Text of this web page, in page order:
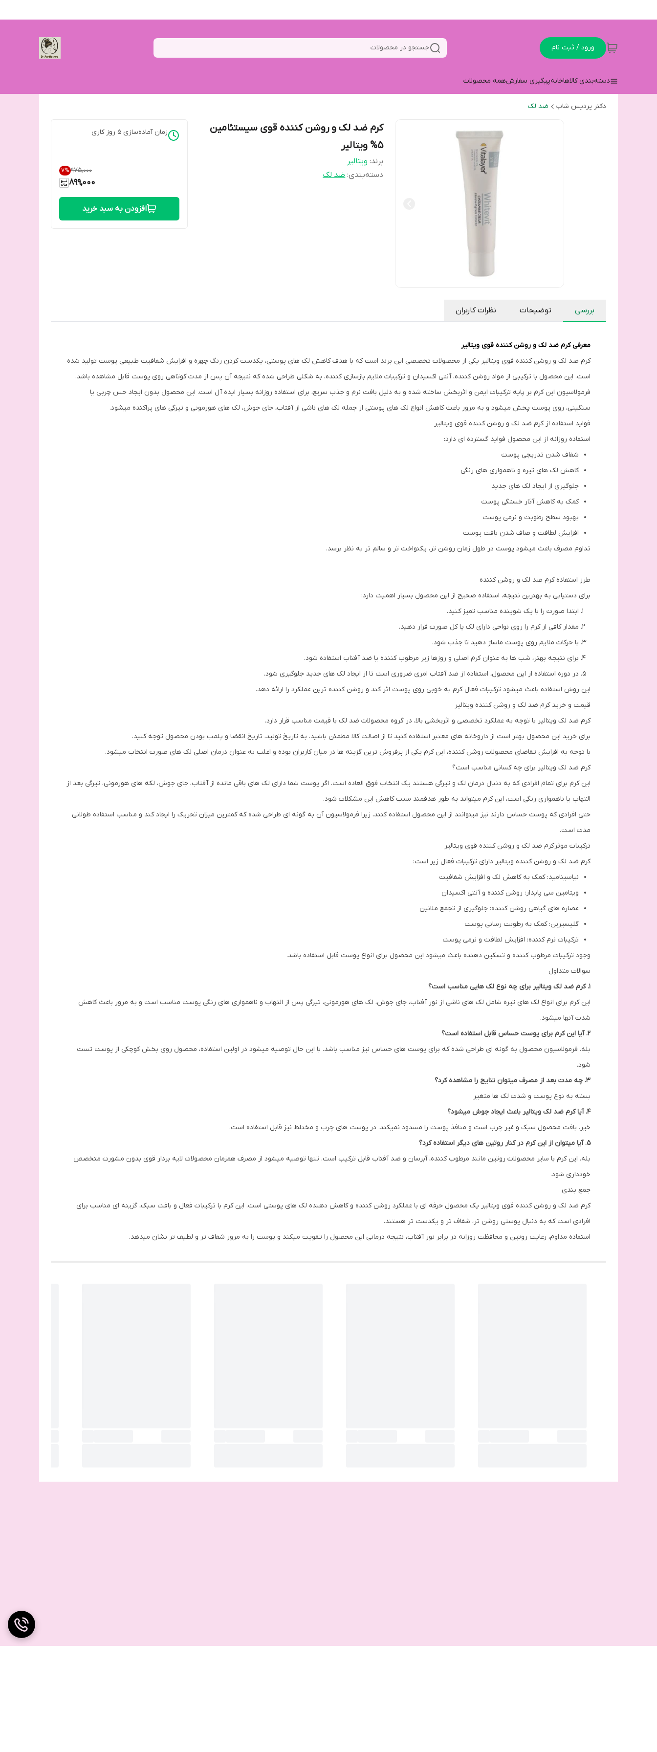
ورود / ثبت نام جستجو در محصولات
دسته‌بندی کالاهاخانهپیگیری سفارشهمه محصولات
دکتر پردیس شاپ ضد لک
کرم ضد لک و روشن کننده قوی سیستئامین
5% ویتالیر
برند: ویتالیر
دسته‌بندی:ضد لک
زمان آماده‌سازی 5 روز کاری
۹۷۵٬۰۰۰ 7%
899,000
افزودن به سبد خرید
بررسی توضیحات نظرات کاربران
معرفی کرم ضد لک و روشن کننده قوی ویتالیر
کرم ضد لک و روشن کننده قوی ویتالیر یکی از محصولات تخصصی این برند است که با هدف کاهش لک های پوستی، یکدست کردن رنگ چهره و افزایش شفافیت طبیعی پوست تولید شده
است. این محصول با ترکیبی از مواد روشن کننده، آنتی اکسیدان و ترکیبات ملایم بازسازی کننده، به شکلی طراحی شده که نتیجه آن پس از مدت کوتاهی روی پوست قابل مشاهده باشد.
فرمولاسیون این کرم بر پایه ترکیبات ایمن و اثربخش ساخته شده و به دلیل بافت نرم و جذب سریع، برای استفاده روزانه بسیار ایده آل است. این محصول بدون ایجاد حس چربی یا
سنگینی، روی پوست پخش میشود و به مرور باعث کاهش انواع لک های پوستی از جمله لک های ناشی از آفتاب، جای جوش، لک های هورمونی و تیرگی های پراکنده میشود.
فواید استفاده از کرم ضد لک و روشن کننده قوی ویتالیر
استفاده روزانه از این محصول فواید گسترده ای دارد:
شفاف شدن تدریجی پوست
کاهش لک های تیره و ناهمواری های رنگی
جلوگیری از ایجاد لک های جدید
کمک به کاهش آثار خستگی پوست
بهبود سطح رطوبت و نرمی پوست
افزایش لطافت و صاف شدن بافت پوست
تداوم مصرف باعث میشود پوست در طول زمان روشن تر، یکنواخت تر و سالم تر به نظر برسد.
طرز استفاده کرم ضد لک و روشن کننده
برای دستیابی به بهترین نتیجه، استفاده صحیح از این محصول بسیار اهمیت دارد:
ابتدا صورت را با یک شوینده مناسب تمیز کنید.
مقدار کافی از کرم را روی نواحی دارای لک یا کل صورت قرار دهید.
با حرکات ملایم روی پوست ماساژ دهید تا جذب شود.
برای نتیجه بهتر، شب ها به عنوان کرم اصلی و روزها زیر مرطوب کننده یا ضد آفتاب استفاده شود.
در دوره استفاده از این محصول، استفاده از ضد آفتاب امری ضروری است تا از ایجاد لک های جدید جلوگیری شود.
این روش استفاده باعث میشود ترکیبات فعال کرم به خوبی روی پوست اثر کند و روشن کننده ترین عملکرد را ارائه دهد.
قیمت و خرید کرم ضد لک و روشن کننده ویتالیر
کرم ضد لک ویتالیر با توجه به عملکرد تخصصی و اثربخشی بالا، در گروه محصولات ضد لک با قیمت مناسب قرار دارد.
برای خرید این محصول بهتر است از داروخانه های معتبر استفاده کنید تا از اصالت کالا مطمئن باشید. به تاریخ تولید، تاریخ انقضا و پلمب بودن محصول توجه کنید.
با توجه به افزایش تقاضای محصولات روشن کننده، این کرم یکی از پرفروش ترین گزینه ها در میان کاربران بوده و اغلب به عنوان درمان اصلی لک های صورت انتخاب میشود.
کرم ضد لک ویتالیر برای چه کسانی مناسب است؟
این کرم برای تمام افرادی که به دنبال درمان لک و تیرگی هستند یک انتخاب فوق العاده است. اگر پوست شما دارای لک های باقی مانده از آفتاب، جای جوش، لکه های هورمونی، تیرگی بعد از
التهاب یا ناهمواری رنگی است، این کرم میتواند به طور هدفمند سبب کاهش این مشکلات شود.
حتی افرادی که پوست حساس دارند نیز میتوانند از این محصول استفاده کنند، زیرا فرمولاسیون آن به گونه ای طراحی شده که کمترین میزان تحریک را ایجاد کند و مناسب استفاده طولانی
مدت است.
ترکیبات موثر کرم ضد لک و روشن کننده قوی ویتالیر
کرم ضد لک و روشن کننده ویتالیر دارای ترکیبات فعال زیر است:
نیاسینامید: کمک به کاهش لک و افزایش شفافیت
ویتامین سی پایدار: روشن کننده و آنتی اکسیدان
عصاره های گیاهی روشن کننده: جلوگیری از تجمع ملانین
گلیسیرین: کمک به رطوبت رسانی پوست
ترکیبات نرم کننده: افزایش لطافت و نرمی پوست
وجود ترکیبات مرطوب کننده و تسکین دهنده باعث میشود این محصول برای انواع پوست قابل استفاده باشد.
سوالات متداول
1. کرم ضد لک ویتالیر برای چه نوع لک هایی مناسب است؟
این کرم برای انواع لک های تیره شامل لک های ناشی از نور آفتاب، جای جوش، لک های هورمونی، تیرگی پس از التهاب و ناهمواری های رنگی پوست مناسب است و به مرور باعث کاهش
شدت آنها میشود.
2. آیا این کرم برای پوست حساس قابل استفاده است؟
بله. فرمولاسیون محصول به گونه ای طراحی شده که برای پوست های حساس نیز مناسب باشد. با این حال توصیه میشود در اولین استفاده، محصول روی بخش کوچکی از پوست تست
شود.
3. چه مدت بعد از مصرف میتوان نتایج را مشاهده کرد؟
بسته به نوع پوست و شدت لک ها متغیر
4. آیا کرم ضد لک ویتالیر باعث ایجاد جوش میشود؟
خیر. بافت محصول سبک و غیر چرب است و منافذ پوست را مسدود نمیکند. در پوست های چرب و مختلط نیز قابل استفاده است.
5. آیا میتوان از این کرم در کنار روتین های دیگر استفاده کرد؟
بله. این کرم با سایر محصولات روتین مانند مرطوب کننده، آبرسان و ضد آفتاب قابل ترکیب است. تنها توصیه میشود از مصرف همزمان محصولات لایه بردار قوی بدون مشورت متخصص
خودداری شود.
جمع بندی
کرم ضد لک و روشن کننده قوی ویتالیر یک محصول حرفه ای با عملکرد روشن کننده و کاهش دهنده لک های پوستی است. این کرم با ترکیبات فعال و بافت سبک، گزینه ای مناسب برای
افرادی است که به دنبال پوستی روشن تر، شفاف تر و یکدست تر هستند.
استفاده مداوم، رعایت روتین و محافظت روزانه در برابر نور آفتاب، نتیجه درمانی این محصول را تقویت میکند و پوست را به مرور شفاف تر و لطیف تر نشان میدهد.